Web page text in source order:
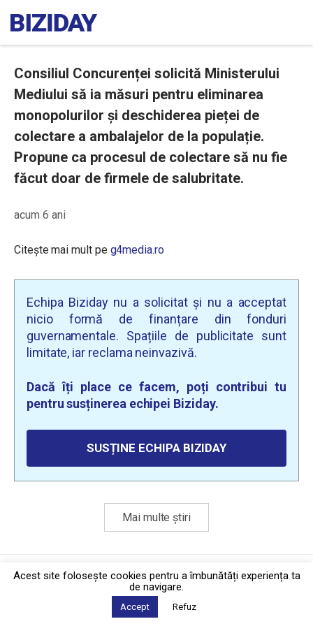
Consiliul Concurenței solicită Ministerului
Mediului să ia măsuri pentru eliminarea
monopolurilor și deschiderea pieței de
colectare a ambalajelor de la populație.
Propune ca procesul de colectare să nu fie
făcut doar de firmele de salubritate.
acum 6 ani
Citește mai mult pe g4media.ro
Echipa Biziday nu a solicitat și nu a acceptat
nicio formă de finanțare din fonduri
guvernamentale. Spațiile de publicitate sunt
limitate, iar reclama neinvazivă.
Dacă îți place ce facem, poți contribui tu
pentru susținerea echipei Biziday.
SUSȚINE ECHIPA BIZIDAY
Mai multe știri
Politica de confidențialitate·Contact
2026 © Biziday
Acest site foloseşte cookies pentru a îmbunătăți experiența ta
de navigare.
Accept Refuz